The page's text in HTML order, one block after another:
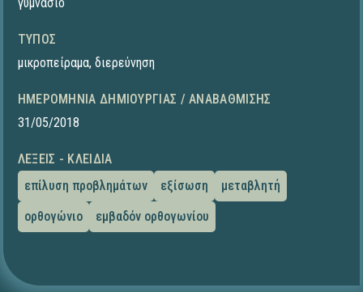
ΤΎΠΟΣ
μικροπείραμα, διερεύνηση
ΗΜΕΡΟΜΗΝΊΑ ΔΗΜΙΟΥΡΓΊΑΣ / ΑΝΑΒΆΘΜΙΣΗΣ
31/05/2018
ΛΈΞΕΙΣ - ΚΛΕΙΔΙΆ
επίλυση προβλημάτων
εξίσωση
μεταβλητή
ορθογώνιο
εμβαδόν ορθογωνίου